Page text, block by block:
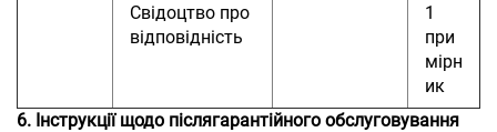
Свідоцтво про
відповідність
1
при
мірн
ик
6. Інструкції щодо післягарантійного обслуговування